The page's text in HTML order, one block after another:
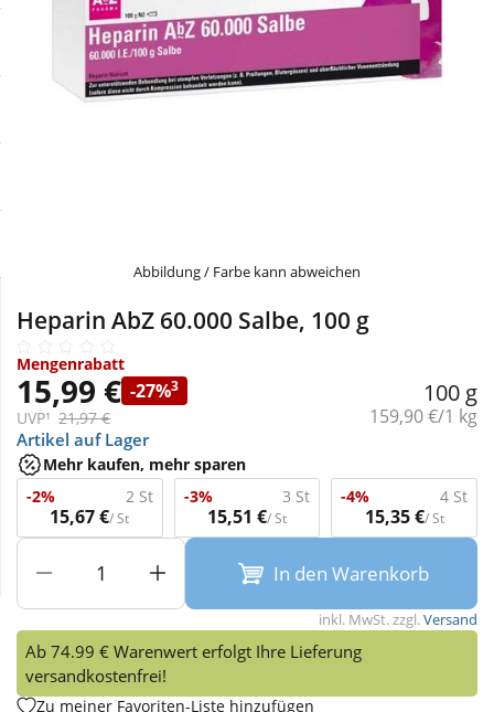
Schnäppchen
Körperpflege & Kosmetik
Liebe & Erotik
Natur & Homöopathie
Sanitätshaus
Sport & Fitness
Tierbedarf
Wellness
Physiogel
Aliud Pharma
Abbildung / Farbe kann abweichen
Heparin AbZ 60.000 Salbe, 100 g
Mengenrabatt
15,99 € -27%3
UVP¹ 21,97 €
100 g
Grundpreis:
159,90 €/1 kg
Artikel auf Lager
Mehr kaufen, mehr sparen
-2%
2 St
15,67 €/ St
-3% 3 St
15,51 €/ St
-4% 4 St
15,35 €/ St
In den Warenkorb
inkl. MwSt. zzgl.Versand
Ab 74.99 € Warenwert erfolgt Ihre Lieferung
versandkostenfrei!
Zu meiner Favoriten-Liste hinzufügen